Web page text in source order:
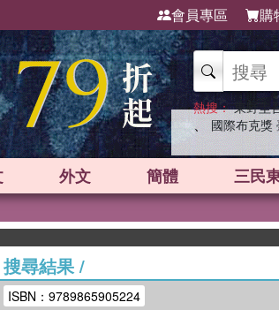
會員專區 購
熱搜： 東野圭
、 國際布克獎
外文 簡體 三民
搜尋結果/
ISBN：9789865905224